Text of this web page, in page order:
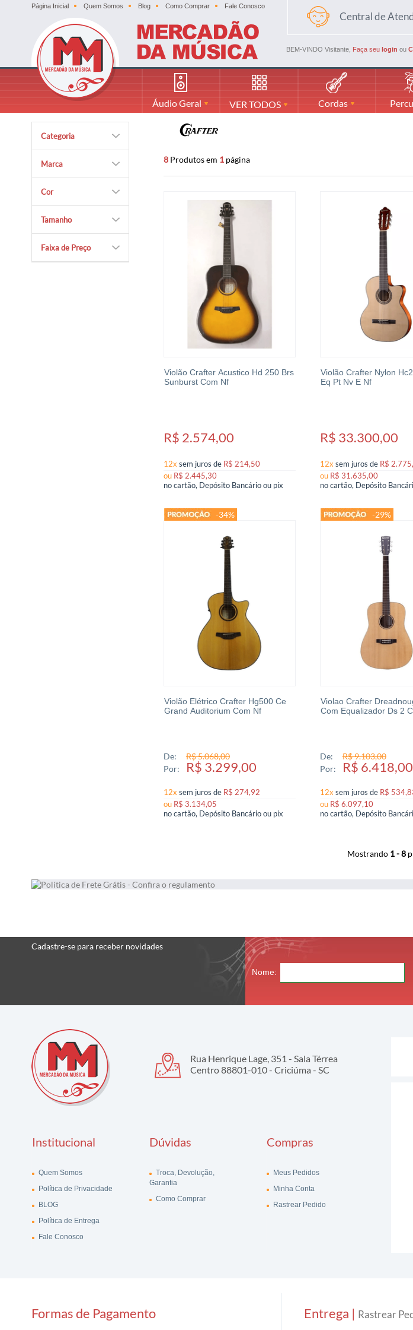
Página Inicial Quem Somos Blog Como Comprar Fale Conosco
Central de
(48) 988594116
BEM-VINDO Visitante, Faça seu login ou
Áudio Geral VER TODOS Cordas
Categoria
Marca
Cor
Tamanho
Faixa de Preço
8 Produtos em 1 página
Violão Crafter Acustico Hd 250 Brs
Sunburst Com Nf
R$ 2.574,00
12x sem juros de R$ 214,50
ou R$ 2.445,30
no cartão, Depósito Bancário ou pix
Violão Crafter Nylon
Eq Pt Nv E Nf
R$ 33.300,00
12x sem juros de R$
ou R$ 31.635,00
-34%
Violão Elétrico Crafter Hg500 Ce
Grand Auditorium Com Nf
De:
R$ 5.068,00
Por:
R$ 3.299,00
12x sem juros de R$ 274,92
ou R$ 3.134,05
no cartão, Depósito Bancário ou pix
-29%
Violao Crafter
Com Equalizador Ds 2
De:
R$ 9.103,00
Por:
R$ 6.418,00
12x sem juros de R$
ou R$ 6.097,10
Mostrando 1 - 8
Cadastre-se para receber novidades
Nome:
Rua Henrique Lage, 351 - Sala Térrea
Centro 88801-010 - Criciúma - SC
Institucional
Quem Somos
Política de Privacidade
BLOG
Política de Entrega
Fale Conosco
Dúvidas
Troca, Devolução,
Garantia
Como Comprar
Compras
Meus Pedidos
Minha Conta
Rastrear Pedido
Formas de Pagamento Entrega | Rastrear